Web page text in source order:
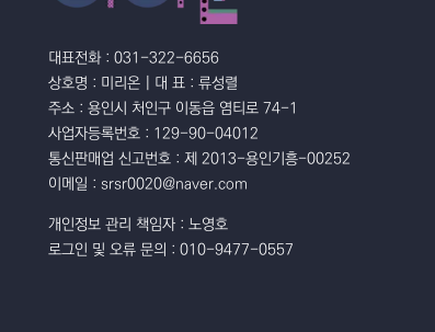
대표전화 : 031-322-6656
상호명 : 미리온 | 대 표 : 류성렬
주소 : 용인시 처인구 이동읍 염티로 74-1
사업자등록번호 : 129-90-04012
통신판매업 신고번호 : 제 2013-용인기흥-00252
이메일 : srsr0020@naver.com
개인정보 관리 책임자 : 노영호
로그인 및 오류 문의 : 010-9477-0557